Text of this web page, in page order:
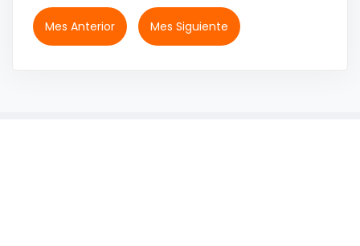
Mes Anterior Mes Siguiente